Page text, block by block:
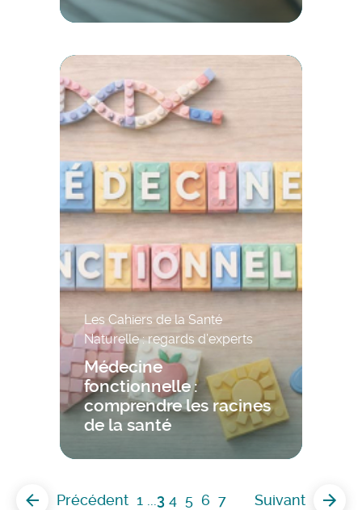
Les Cahiers de la Santé
Naturelle : regards d’experts
Médecine
fonctionnelle :
comprendre les racines
de la santé
Précédent 1 3 4 5 6 7 Suivant